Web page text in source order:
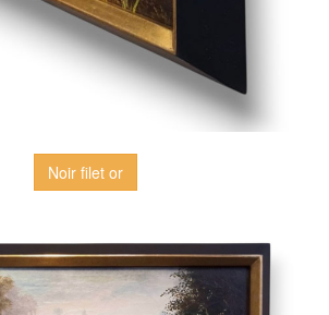
Noir filet or